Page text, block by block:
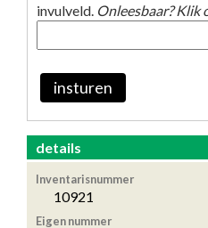
invulveld. Onleesbaar? Klik
insturen
details
Inventarisnummer
10921
Eigen nummer